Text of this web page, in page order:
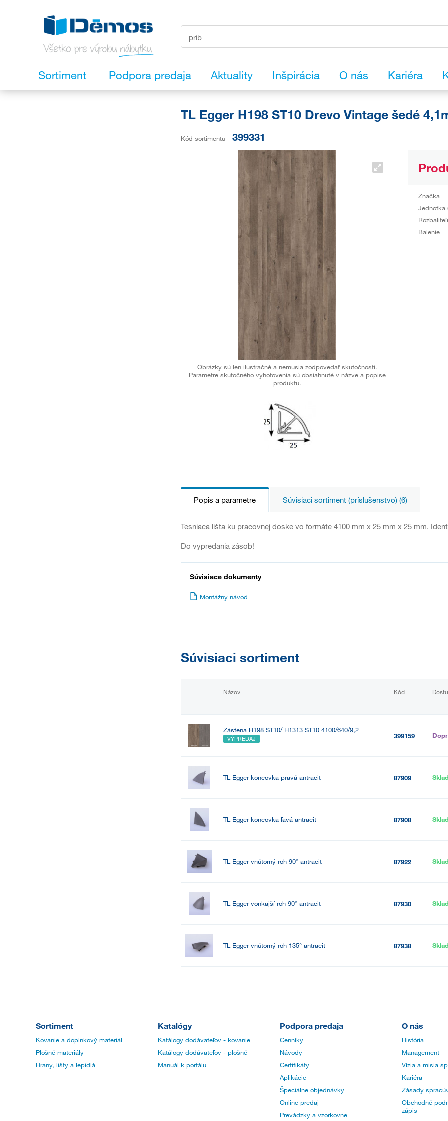
Sortiment Podpora predaja Aktuality Inšpirácia O nás Kariéra
TL Egger H198 ST10 Drevo Vintage šedé
Kód sortimentu 399331
Obrázky sú len ilustračné a nemusia zodpovedať skutočnosti.
Parametre skutočného vyhotovenia sú obsiahnuté v názve a popise
produktu.
Značka
Jednotka
Balenie
Popis a parametre Súvisiaci sortiment (príslušenstvo) (6)
Tesniaca lišta ku pracovnej doske vo formáte 4100 mm x 25 mm x 25 mm.
Do vypredania zásob!
Súvisiace dokumenty
Montážny návod
Súvisiaci sortiment
Názov Kód
Zástena H198 ST10/ H1313 ST10 4100/640/9,2
VÝPREDAJ 399159
TL Egger koncovka pravá antracit 87909
TL Egger koncovka ľavá antracit 87908
TL Egger vnútorný roh 90° antracit 87922
TL Egger vonkajší roh 90° antracit 87930
TL Egger vnútorný roh 135° antracit 87938
Sortiment
Kovanie a doplnkový materiál
Plošné materiály
Hrany, lišty a lepidlá
Katalógy
Katálogy dodávateľov - kovanie
Katálogy dodávateľov - plošné
Manuál k portálu
Podpora predaja
Cenníky
Návody
Certifikáty
Aplikácie
Špeciálne objednávky
Online predaj
Prevádzky a vzorkovne
O nás
História
Management
Vízia a misia
Kariéra
Zásady
Obchodné
zápis